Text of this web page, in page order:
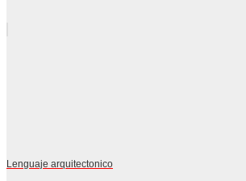
Lenguaje arquitectonico